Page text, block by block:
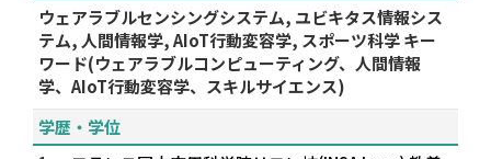
ウェアラブルセンシングシステム, ユビキタス情報シス
テム, 人間情報学, AIoT行動変容学, スポーツ科学 キー
ワード(ウェアラブルコンピューティング、人間情報
学、AIoT行動変容学、スキルサイエンス)
学歴・学位